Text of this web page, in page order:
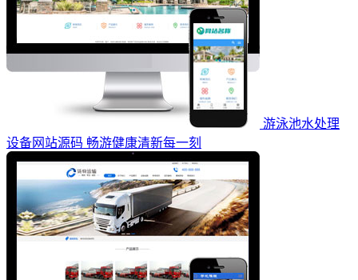
游泳池水处理
设备网站源码 畅游健康清新每一刻